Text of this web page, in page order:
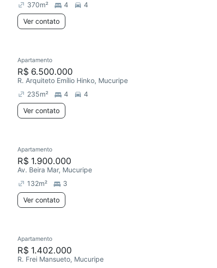
370m² 4
4
Ver contato
Apartamento
R$ 6.500.000
R. Arquiteto Emílio Hinko, Mucuripe
235m² 4
4
Ver contato
Apartamento
R$ 1.900.000
Av. Beira Mar, Mucuripe
132m²
3
Ver contato
Apartamento
R$ 1.402.000
R. Frei Mansueto, Mucuripe